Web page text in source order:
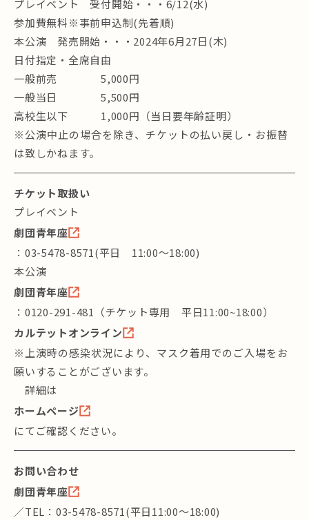
プレイベント 受付開始・・・6/12(水)
参加費無料※事前申込制(先着順)
本公演 発売開始・・・2024年6月27日(木)
日付指定・全席自由
一般前売 5,000円
一般当日 5,500円
高校生以下 1,000円（当日要年齢証明）
※公演中⽌の場合を除き、チケットの払い戻し・お振替
は致しかねます。
チケット取扱い
プレイベント
劇団青年座
：03-5478-8571(平日 11:00～18:00)
本公演
劇団青年座
：0120-291-481（チケット専用 平日11:00~18:00）
カルテットオンライン
※上演時の感染状況により、マスク着用でのご入場をお
願いすることがございます。
詳細は
ホームページ
にてご確認ください。
お問い合わせ
劇団青年座
／TEL：03-5478-8571(平⽇11:00〜18:00)